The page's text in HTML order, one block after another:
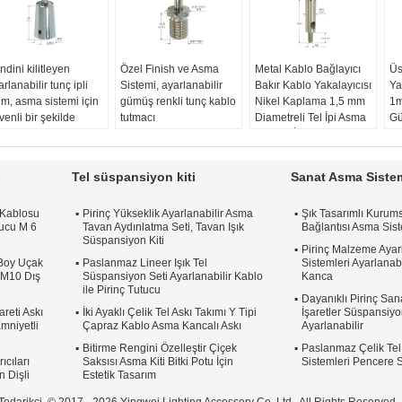
kilitleyen
tunç ipli
asma sistemi için
bir şekilde
Asma
rengi:
Gümüş/
Nikel /
/ Siyah / Beyaz
Özel Finish ve Asma
Sistemi, ayarlanabilir
gümüş renkli tunç kablo
tutmacı
bitiş rengi:Gümüş/
Kilitleme
kendinden kilitleme
Yüzey Tedavisi:Nikel /
Krom / Saten Gümüş
Metal Kablo Bağlayıcı
Bakır Kablo Yakalayıcısı
Nikel Kaplama 1,5 mm
Diametreli Tel İpi Asma
Kablo çapı:1,5 mm
Malzeme:Pirinç
Ø10*43.4mm
M 6
Uçak
Dış
Askı
Dişli
Tel süspansiyon kiti
Pirinç Yükseklik Ayarlanabilir Asma
Tavan Aydınlatma Seti, Tavan Işık
Süspansiyon Kiti
Paslanmaz Lineer Işık Tel
Süspansiyon Seti Ayarlanabilir Kablo
ile Pirinç Tutucu
İki Ayaklı Çelik Tel Askı Takımı Y Tipi
Çapraz Kablo Asma Kancalı Askı
Bitirme Rengini Özelleştir Çiçek
Saksısı Asma Kiti Bitki Potu İçin
Estetik Tasarım
Sanat Asma
Şık Tasarımlı
Bağlantısı Asma
Pirinç Malzeme
Sistemleri
Kanca
Dayanıklı Pirinç
İşaretler
Ayarlanabilir
Paslanmaz Çelik Tel
Sistemleri Pencere